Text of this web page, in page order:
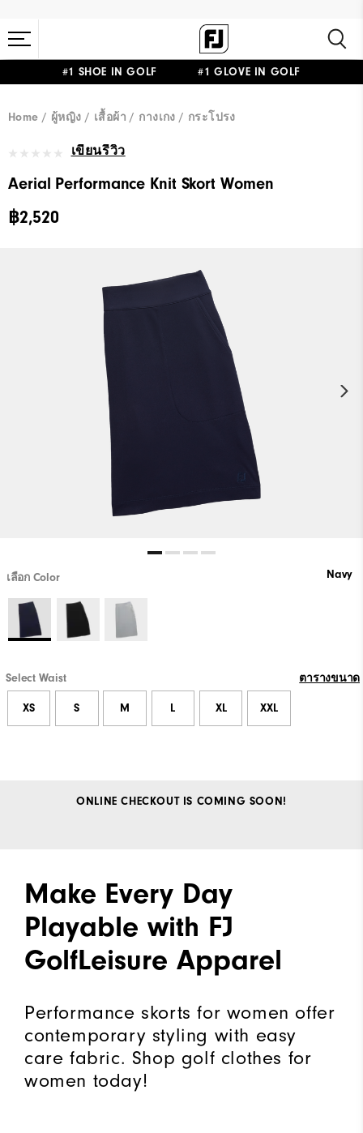
#1 SHOE IN GOLF #1 GLOVE IN GOLF
Home ผู้หญิง เสื้อผ้า กางเกง / กระโปรง
เขียนรีวิว
Aerial Performance Knit Skort Women
฿2,520
เลือก Color Navy
Select Waist ตารางขนาด
XS S M L XL XXL
ONLINE CHECKOUT IS COMING SOON!
Make Every Day
Playable with FJ
GolfLeisure Apparel
Performance skorts for women offer
contemporary styling with easy
care fabric. Shop golf clothes for
women today!